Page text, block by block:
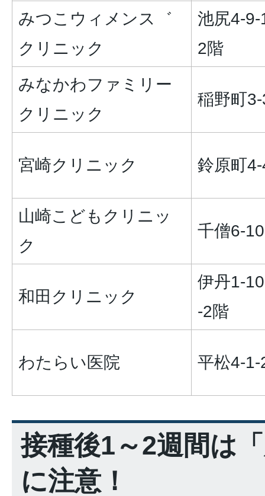
みつこウィメンス゛
クリニック
池尻4-9-
2階
みなかわファミリー
クリニック
稲野町
宮崎クリニック 鈴原町
山崎こどもクリニッ
ク
千僧6-
和田クリニック
伊丹1-
-2階
わたらい医院 平松4-1-
接種後1～2週間は
に注意！